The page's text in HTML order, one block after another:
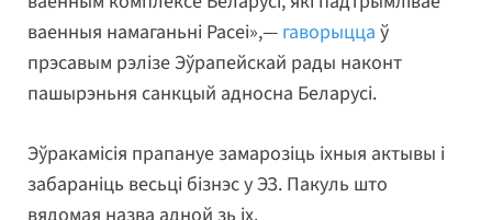
ваенныя намаганьні Расеі»,— гаворыцца ў
прэсавым рэлізе Эўрапейскай рады наконт
пашырэньня санкцый адносна Беларусі.
Эўракамісія прапануе замарозіць іхныя актывы і
забараніць весьці бізнэс у ЭЗ. Пакуль што